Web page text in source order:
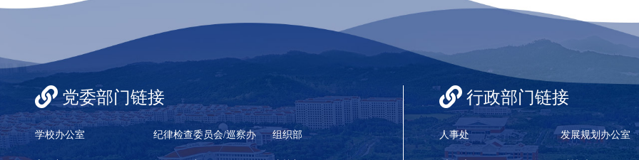
党委部门链接
学校办公室 纪律检查委员会/巡察办 组织部
行政部门链接
人事处 发展规划办公室